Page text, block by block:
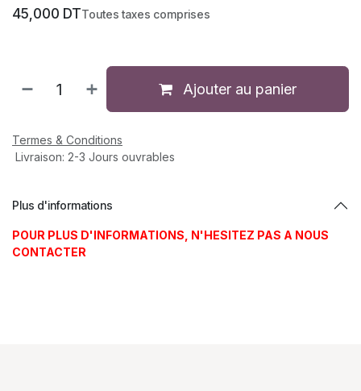
45,000 DTToutes taxes comprises
Ajouter au panier
Termes & Conditions
Livraison: 2-3 Jours ouvrables
Plus d'informations
POUR PLUS D'INFORMATIONS, N'HESITEZ PAS A NOUS
CONTACTER